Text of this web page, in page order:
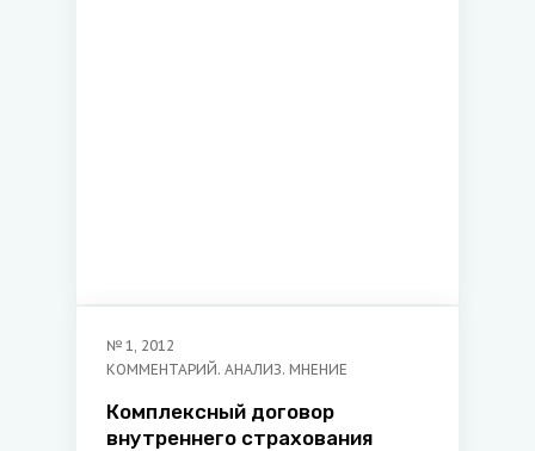
№ 1, 2012
КОММЕНТАРИЙ. АНАЛИЗ. МНЕНИЕ
Комплексный договор
внутреннего страхования